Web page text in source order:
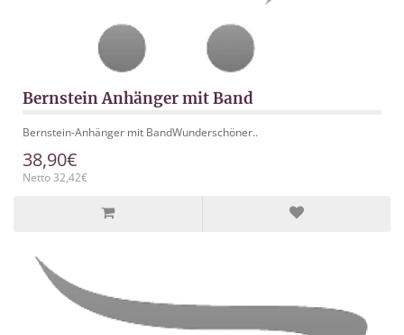
Bernstein Anhänger mit Band
Bernstein-Anhänger mit BandWunderschöner..
38,90€
Netto 32,42€